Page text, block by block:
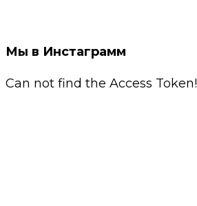
Мы в Инстаграмм
Can not find the Access Token!